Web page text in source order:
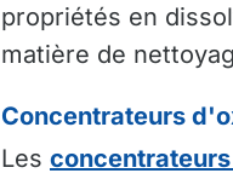
propriétés en
matière de
Concentrateurs
Les